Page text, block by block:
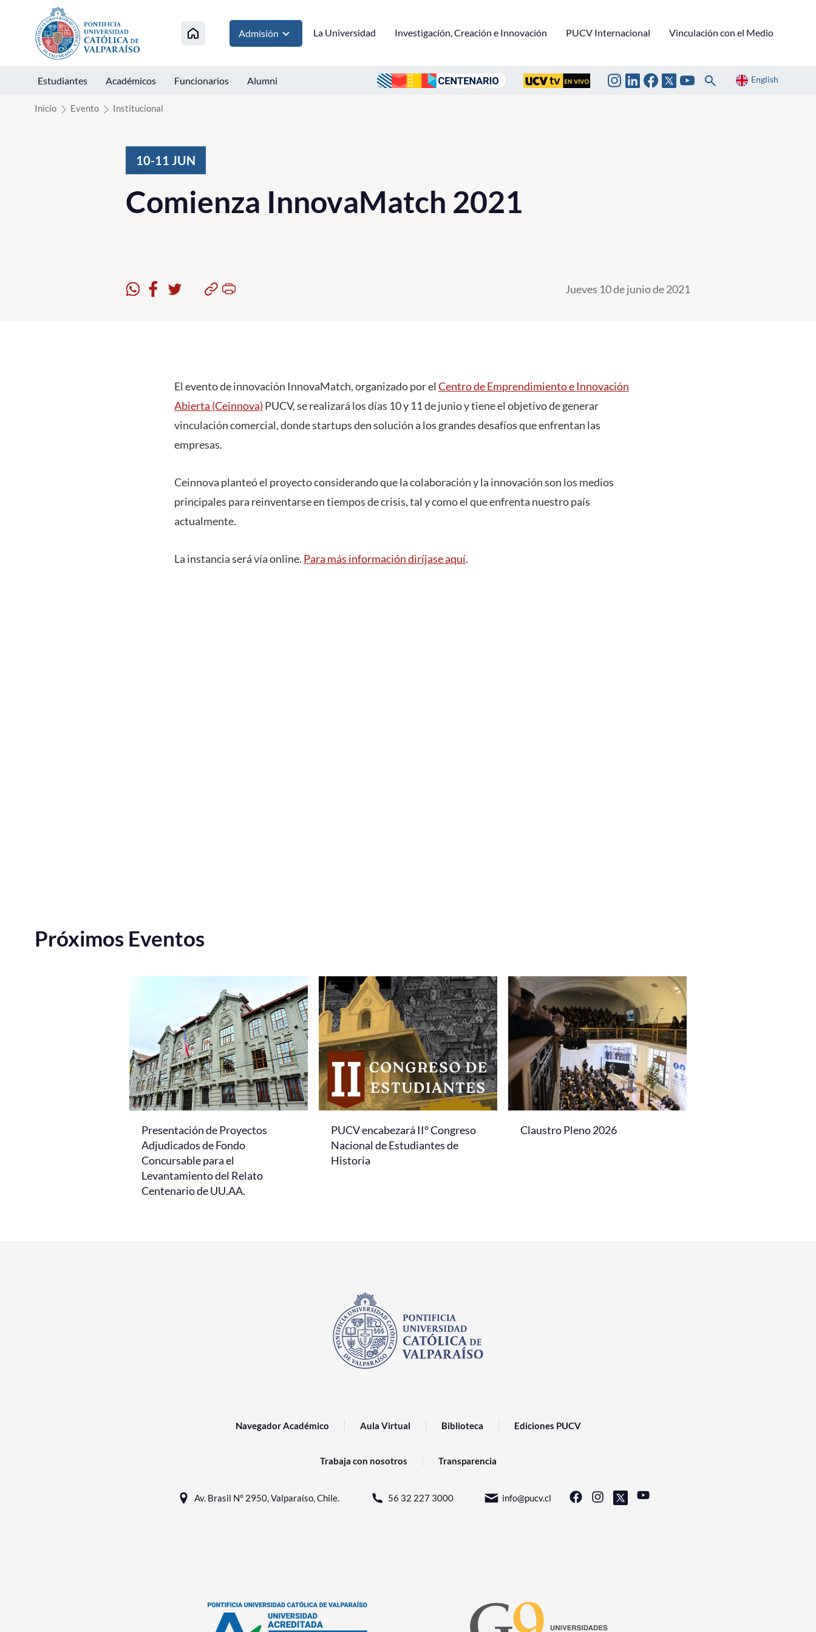
Click acá para ir directamente al contenido
Admisión La Universidad Investigación, Creación e Innovación PUCV Internacional Vinculación con el Medio
Estudiantes Académicos Funcionarios Alumni English
Inicio Evento Institucional
10-11 JUN
Comienza InnovaMatch 2021
Jueves 10 de junio de 2021
El evento de innovación InnovaMatch, organizado por el Centro de Emprendimiento e Innovación
Abierta (Ceinnova) PUCV, se realizará los días 10 y 11 de junio ytiene el objetivo de generar
vinculación comercial, donde startups den solución a los grandes desafíos que enfrentan las
empresas.
Ceinnova planteó el proyecto considerando que lacolaboración y la innovación son los medios
principales para reinventarse en tiempos de crisis, tal y como el que enfrenta nuestro país
actualmente.
La instancia será vía online. Para más información diríjase aquí.
Próximos Eventos
Presentación de Proyectos
Adjudicados de Fondo
Concursable para el
Levantamiento del Relato
Centenario de UU.AA.
PUCV encabezará II° Congreso
Nacional de Estudiantes de
Historia
Claustro Pleno 2026
Navegador Académico Aula Virtual Biblioteca Ediciones PUCV
Trabaja con nosotros Transparencia
Av. Brasil N° 2950, Valparaíso, Chile. 56 32 227 3000 info@pucv.cl